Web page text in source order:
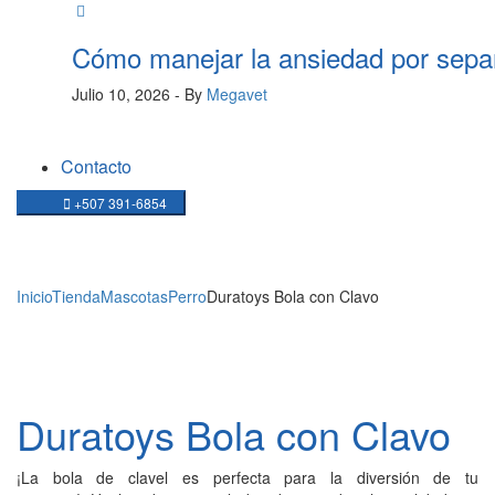
Cómo manejar la ansiedad por
Julio 10, 2026 - By Megavet
Contacto
+507 391-6854
InicioTiendaMascotasPerroDuratoys Bola con Clavo
Duratoys Bola con Clavo
¡La bola de clavel es perfecta para la diversión de tu